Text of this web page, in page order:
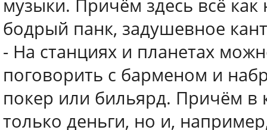
музыки. Причём здесь всё как
бодрый панк, задушевное
- На станциях и планетах
поговорить с барменом и
покер или бильярд. Причём в
только деньги, но и,